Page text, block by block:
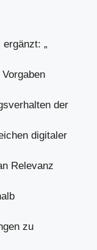
„
der
digitaler
Relevanz
zu